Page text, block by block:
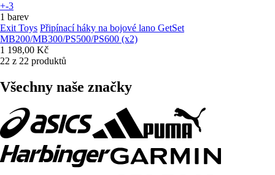
+-3
1 barev
Exit Toys Připínací háky na bojové lano GetSet
MB200/MB300/PS500/PS600 (x2)
1 198,00 Kč
22 z 22 produktů
Všechny naše značky